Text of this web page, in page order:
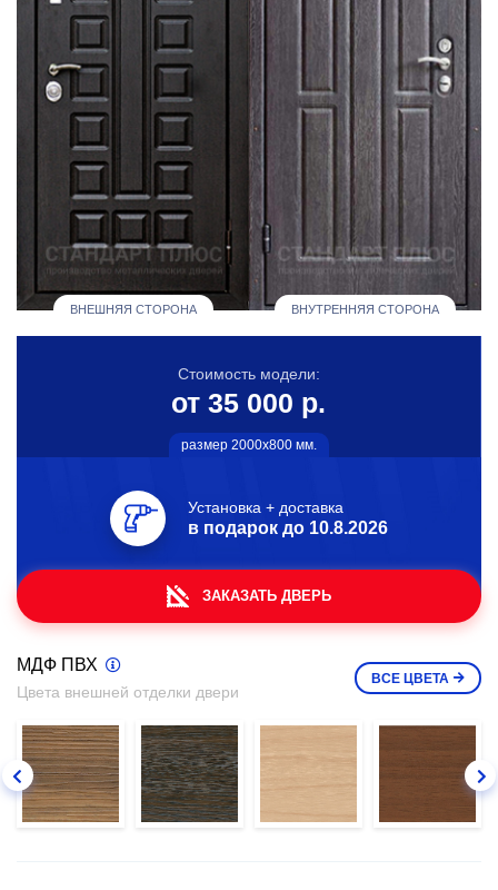
ВНЕШНЯЯ СТОРОНА ВНУТРЕННЯЯ СТОРОНА
Стоимость модели:
от 35 000 р.
размер 2000х800 мм.
Установка + доставка
в подарок до 10.8.2026
ЗАКАЗАТЬ ДВЕРЬ
МДФ ПВХ
Цвета внешней отделки двери
ВСЕ ЦВЕТА